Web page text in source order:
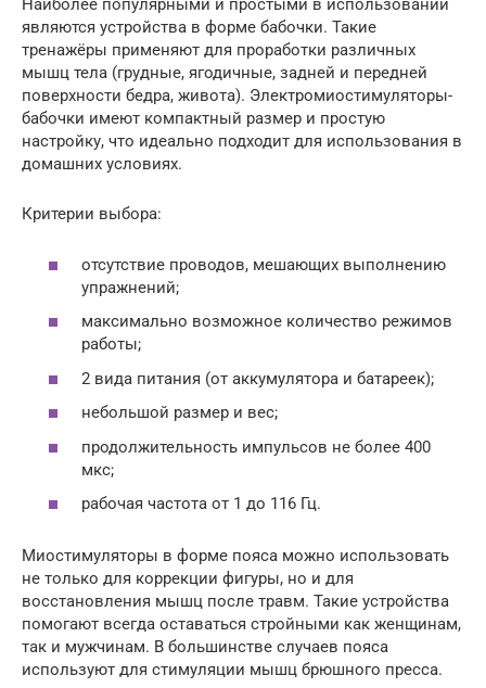
Наиболее популярными и простыми в использовании
являются устройства в форме бабочки. Такие
тренажёры применяют для проработки различных
мышц тела (грудные, ягодичные, задней и передней
поверхности бедра, живота). Электромиостимуляторы-
бабочки имеют компактный размер и простую
настройку, что идеально подходит для использования в
домашних условиях.
Критерии выбора:
отсутствие проводов, мешающих выполнению
упражнений;
максимально возможное количество режимов
работы;
2 вида питания (от аккумулятора и батареек);
небольшой размер и вес;
продолжительность импульсов не более 400
мкс;
рабочая частота от 1 до 116 Гц.
Миостимуляторы в форме пояса можно использовать
не только для коррекции фигуры, но и для
восстановления мышц после травм. Такие устройства
помогают всегда оставаться стройными как женщинам,
так и мужчинам. В большинстве случаев пояса
используют для стимуляции мышц брюшного пресса.